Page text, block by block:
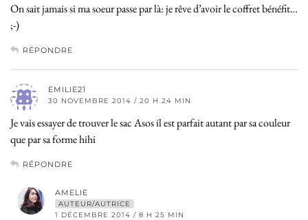
On sait jamais si ma soeur passe par là: je rêve d’avoir le coffret bénéfit…
;-)
RÉPONDRE
EMILIE21
30 NOVEMBRE 2014 / 20 H 24 MIN
Je vais essayer de trouver le sac Asos il est parfait autant par sa couleur
que par sa forme hihi
RÉPONDRE
AMELIE
AUTEUR/AUTRICE
1 DÉCEMBRE 2014 / 8 H 25 MIN